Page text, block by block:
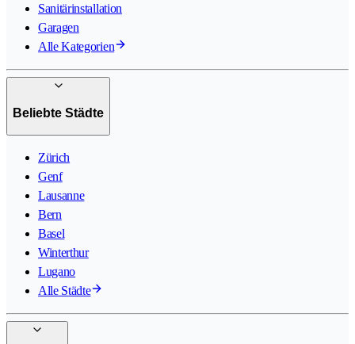
Sanitärinstallation
Garagen
Alle Kategorien
Beliebte Städte
Zürich
Genf
Lausanne
Bern
Basel
Winterthur
Lugano
Alle Städte